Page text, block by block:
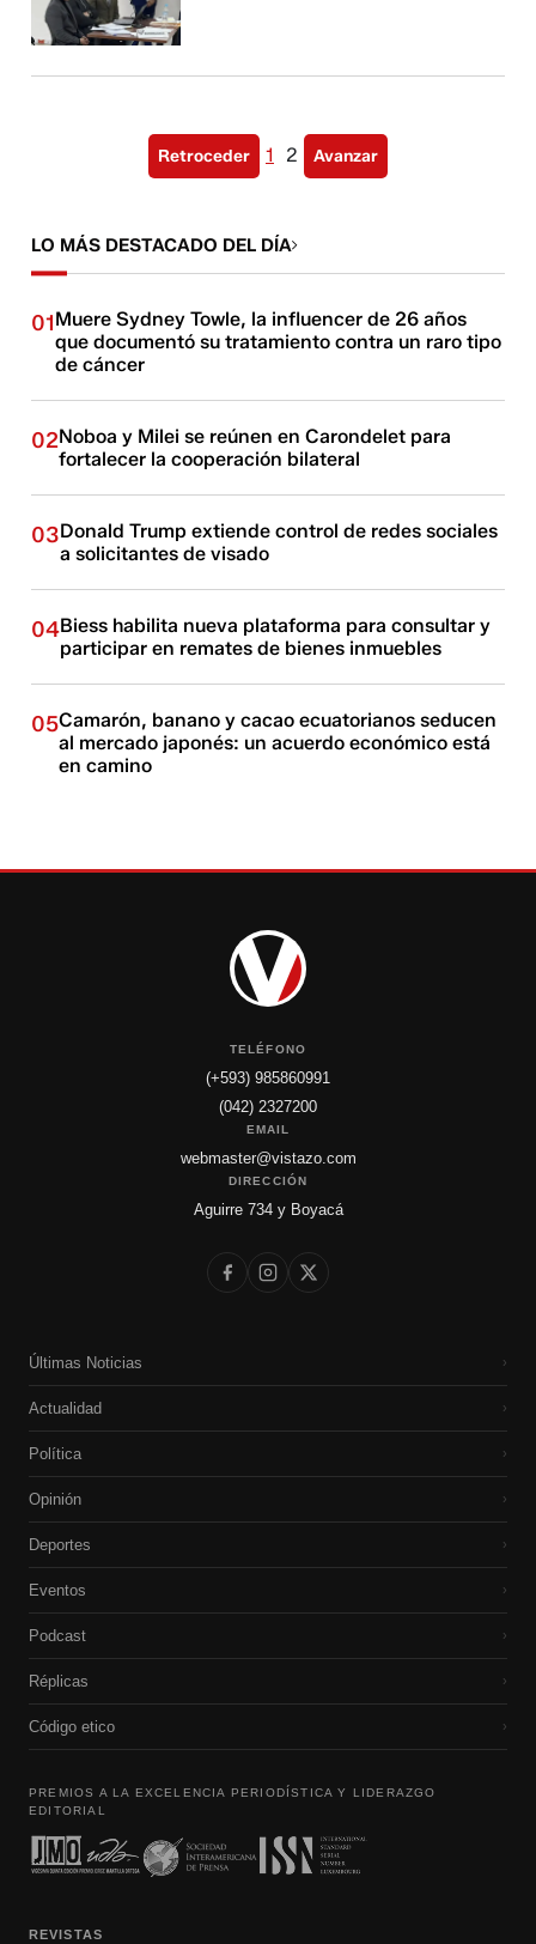
Retroceder 1 2 Avanzar
LO MÁS DESTACADO DEL DÍA
01Muere Sydney Towle, la influencer de 26 años
que documentó su tratamiento contra un raro tipo
de cáncer
02Noboa y Milei se reúnen en Carondelet para
fortalecer la cooperación bilateral
03Donald Trump extiende control de redes sociales
a solicitantes de visado
04Biess habilita nueva plataforma para consultar y
participar en remates de bienes inmuebles
05Camarón, banano y cacao ecuatorianos seducen
al mercado japonés: un acuerdo económico está
en camino
TELÉFONO
(+593) 985860991
(042) 2327200
EMAIL
webmaster@vistazo.com
DIRECCIÓN
Aguirre 734 y Boyacá
Últimas Noticias ›
Actualidad ›
Política ›
Opinión ›
Deportes ›
Eventos ›
Podcast ›
Réplicas ›
Código etico ›
PREMIOS A LA EXCELENCIA PERIODÍSTICA Y LIDERAZGO
EDITORIAL
REVISTAS